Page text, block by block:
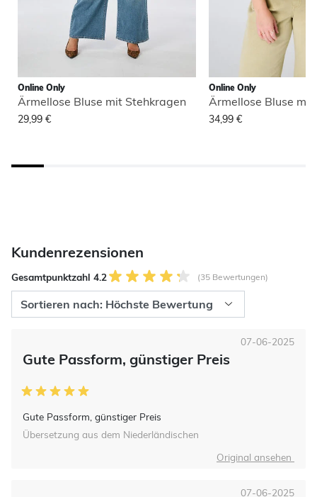
Online Only
Ärmellose Bluse mit Stehkragen
29,99 €
Online Only
Ärmellose Bluse
34,99 €
Kundenrezensionen
Gesamtpunktzahl 4.2 (35 Bewertungen)
Gute Passform, günstiger Preis
Gute Passform, günstiger Preis
07-06-2025
Übersetzung aus dem Niederländischen
Original ansehen
07-06-2025